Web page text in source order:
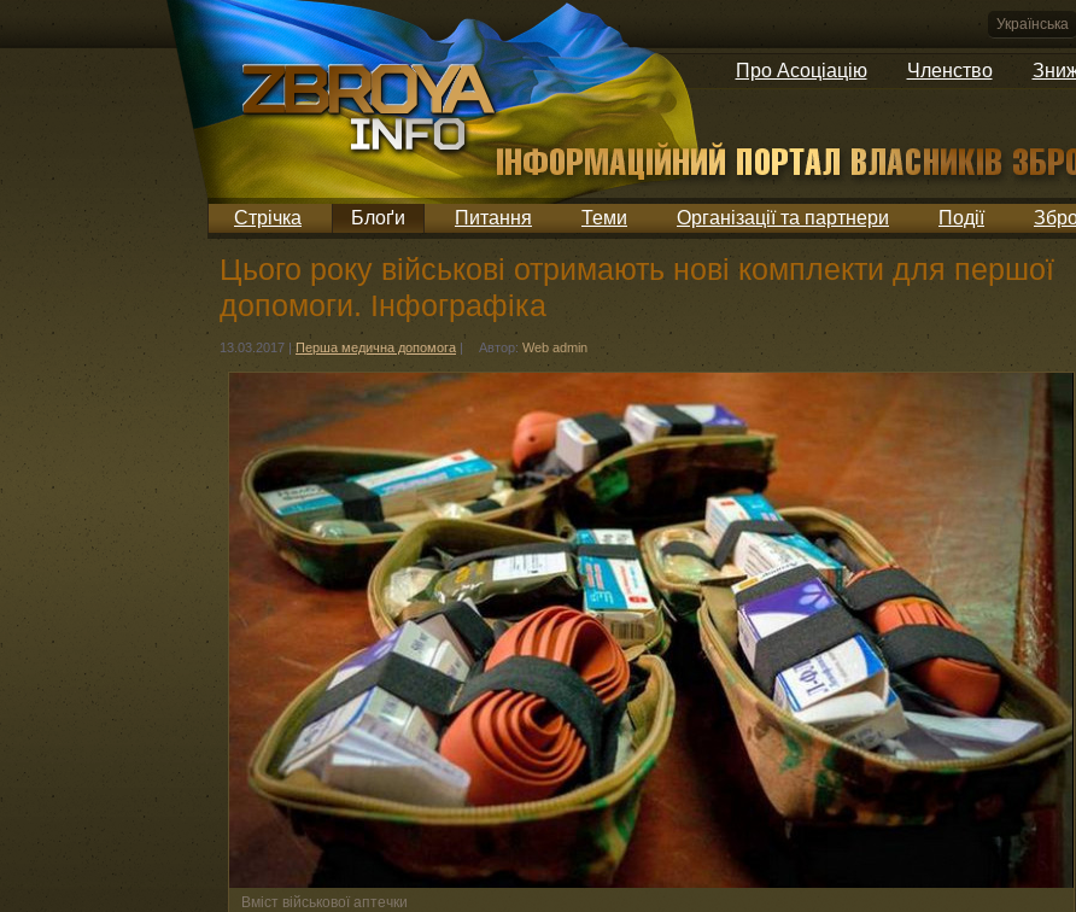
Українська
Про Асоціацію Членство
Стрічка Блоґи Питання Теми Організації та партнери Події
Цього року військові отримають нові комплекти для першої
допомоги. Інфографіка
13.03.2017 | Перша медична допомога | Автор: Web admin
Вміст військової аптечки